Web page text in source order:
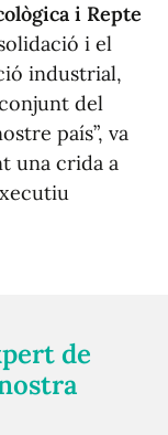
i Repte
i el
industrial,
del
país”, va
una crida a
de